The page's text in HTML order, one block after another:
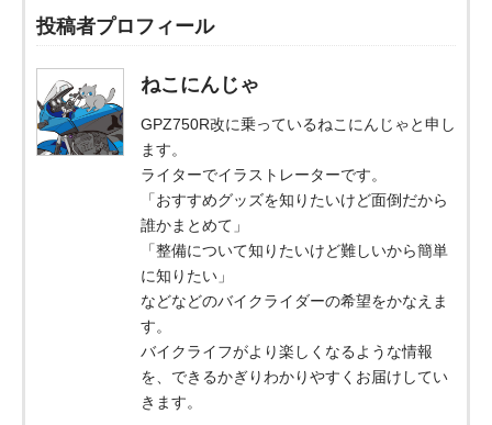
投稿者プロフィール
ねこにんじゃ
GPZ750R改に乗っているねこにんじゃと申し
ます。
ライターでイラストレーターです。
「おすすめグッズを知りたいけど面倒だから
誰かまとめて」
「整備について知りたいけど難しいから簡単
に知りたい」
などなどのバイクライダーの希望をかなえま
す。
バイクライフがより楽しくなるような情報
を、できるかぎりわかりやすくお届けしてい
きます。